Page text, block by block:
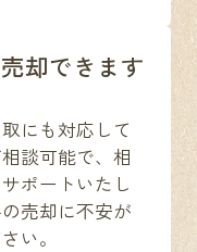
却できます
にも対応して
談可能で、相
ポートいたし
売却に不安が
い。